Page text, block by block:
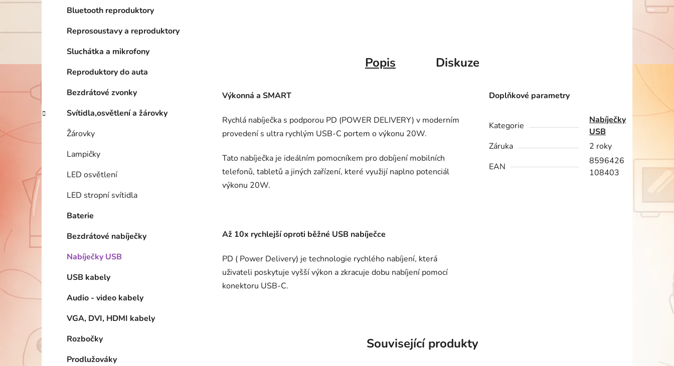
Bluetooth reproduktory
Reprosoustavy a reproduktory
Sluchátka a mikrofony
Reproduktory do auta
Bezdrátové zvonky
Svítidla,osvětlení a žárovky
Žárovky
Lampičky
LED osvětlení
LED stropní svítidla
Baterie
Bezdrátové nabíječky
Nabíječky USB
USB kabely
Audio - video kabely
VGA, DVI, HDMI kabely
Rozbočky
Prodlužováky
Popis Diskuze
Výkonná a SMART
Rychlá nabíječka s podporou PD (POWER DELIVERY) v moderním
provedení s ultra rychlým USB-C portem o výkonu 20W.
Tato nabíječka je ideálním pomocníkem pro dobíjení mobilních
telefonů, tabletů a jiných zařízení, které využijí naplno potenciál
výkonu 20W.
Až 10x rychlejšíoproti běžné USB nabíječce
PD ( Power Delivery) je technologie rychlého nabíjení, která
uživateli poskytuje vyšší výkon a zkracuje dobu nabíjení pomocí
konektoru USB-C.
Doplňkové parametry
Kategorie
Nabíječky
USB
Záruka
2 roky
EAN
8596426
108403
Související produkty